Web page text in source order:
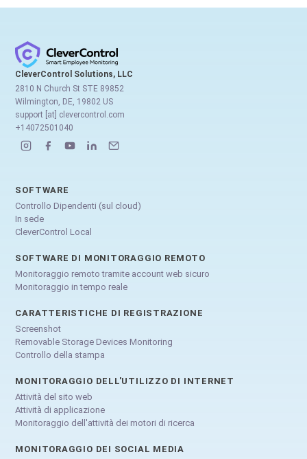
CleverControl Solutions, LLC
2810 N Church St STE 89852
Wilmington, DE, 19802 US
support [at] clevercontrol.com
+14072501040
SOFTWARE
Controllo Dipendenti (sul cloud)
In sede
CleverControl Local
SOFTWARE DI MONITORAGGIO REMOTO
Monitoraggio remoto tramite account web sicuro
Monitoraggio in tempo reale
CARATTERISTICHE DI REGISTRAZIONE
Screenshot
Removable Storage Devices Monitoring
Controllo della stampa
MONITORAGGIO DELL'UTILIZZO DI INTERNET
Attività del sito web
Attività di applicazione
Monitoraggio dell'attività dei motori di ricerca
MONITORAGGIO DEI SOCIAL MEDIA